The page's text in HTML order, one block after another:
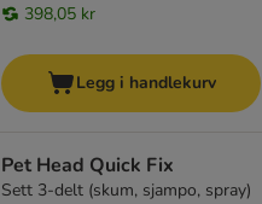
398,05 kr
Legg i handlekurv
Pet Head Quick Fix
Sett 3-delt (skum, sjampo, spray)